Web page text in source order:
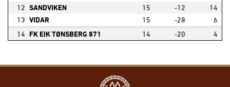
12 SANDVIKEN 15 -12
14
13 VIDAR 15 -28
6
14 FK EIK TØNSBERG 871 14 -20 4